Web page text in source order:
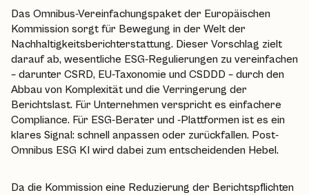
Das Omnibus-Vereinfachungspaket der Europäischen
Kommission sorgt für Bewegung in der Welt der
Nachhaltigkeitsberichterstattung. Dieser Vorschlag zielt
darauf ab, wesentliche ESG-Regulierungen zu vereinfachen
– darunter CSRD, EU-Taxonomie und CSDDD – durch den
Abbau von Komplexität und die Verringerung der
Berichtslast. Für Unternehmen verspricht es einfachere
Compliance. Für ESG-Berater und -Plattformen ist es ein
klares Signal: schnell anpassen oder zurückfallen. Post-
Omnibus ESG KI wird dabei zum entscheidenden Hebel.
Da die Kommission eine Reduzierung der Berichtspflichten